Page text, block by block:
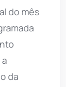
do mês
da